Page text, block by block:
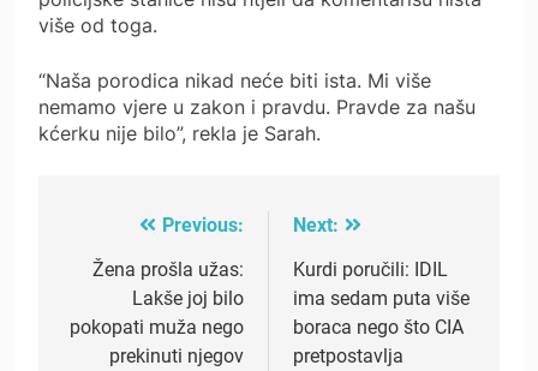
više od toga.
“Naša porodica nikad neće biti ista. Mi više
nemamo vjere u zakon i pravdu. Pravde za našu
kćerku nije bilo”, rekla je Sarah.
navigation
Previous:
Žena prošla užas:
Lakše joj bilo
pokopati muža nego
prekinuti njegov
Next:
Kurdi poručili: IDIL
ima sedam puta više
boraca nego što CIA
pretpostavlja